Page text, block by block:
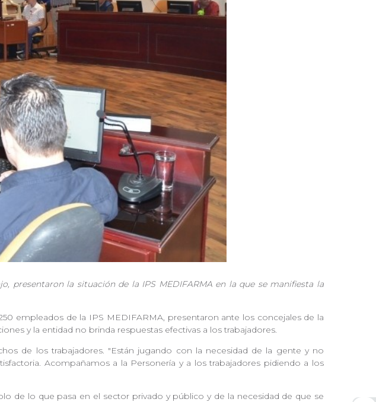
presentaron la situación de la IPS MEDIFARMA en la que se manifiesta la
empleados de la IPS MEDIFARMA, presentaron ante los concejales de la
y la entidad no brinda respuestas efectivas a los trabajadores.
de los trabajadores. "Están jugando con la necesidad de la gente y no
Acompañamos a la Personería y a los trabajadores pidiendo a los
de lo que pasa en el sector privado y público y de la necesidad de que se